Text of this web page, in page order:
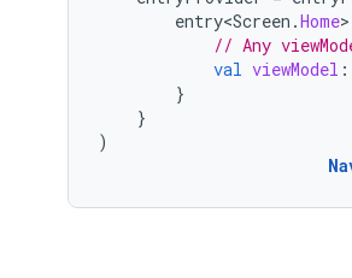
entry<Screen .Home>
// Any
val viewModel :
}
}
)